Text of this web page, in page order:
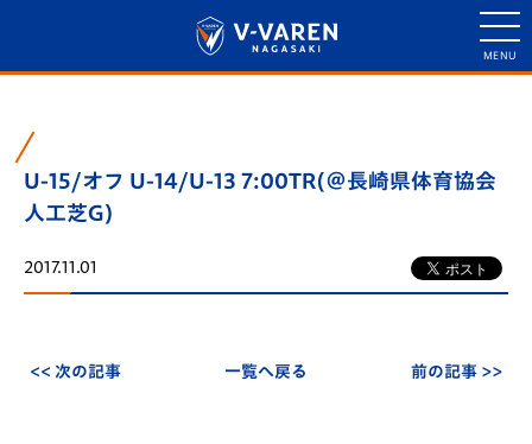
U-15/オフ U-14/U-13 7:00TR(＠長崎県体育協会
人工芝G)
2017.11.01
<< 次の記事 一覧へ戻る 前の記事 >>